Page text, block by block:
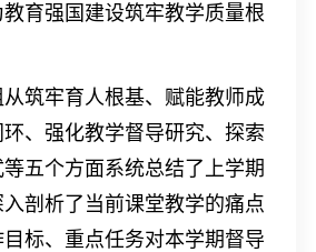
育强国建设筑牢教学质量根
筑牢育人根基、赋能教师成
、强化教学督导研究、探索
五个方面系统总结了上学期
剖析了当前课堂教学的痛点
标、重点任务对本学期督导